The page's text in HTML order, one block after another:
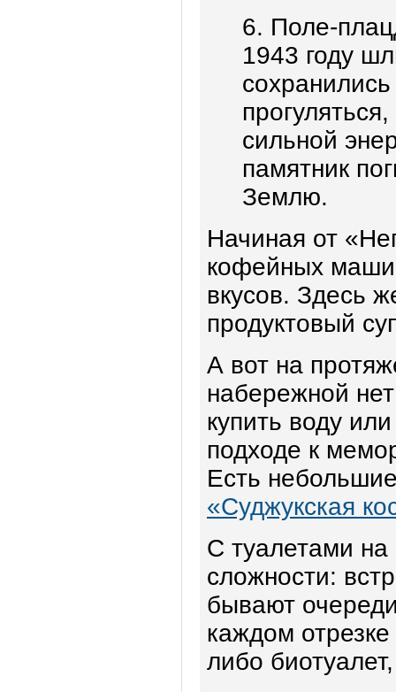
6. Поле-
1943 году
сильной
памятник
Землю.
Начиная от
кофейных
вкусов. Здесь
продуктовый
А вот на
набережной
купить воду
подходе к
Есть
«Суджукская
С туалетами на
сложности:
бывают
каждом
либо